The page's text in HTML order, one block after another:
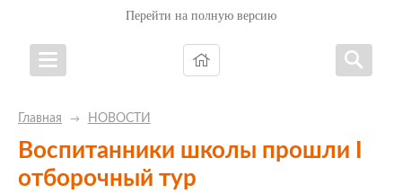
Перейти на полную версию
Главная → НОВОСТИ
Воспитанники школы прошли I
отборочный тур